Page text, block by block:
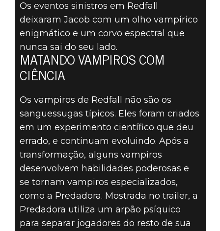
Os eventos sinistros em Redfall
deixaram Jacob com um olho vampírico
enigmático e um corvo espectral que
nunca sai do seu lado.
MATANDO VAMPIROS COM
CIÊNCIA
Os vampiros de Redfall não são os
sanguessugas típicos. Eles foram criados
em um experimento científico que deu
errado, e continuam evoluindo. Após a
transformação, alguns vampiros
desenvolvem habilidades poderosas e
se tornam vampiros especializados,
como a Predadora. Mostrada no trailer, a
Predadora utiliza um arpão psíquico
para separar jogadores do resto de sua